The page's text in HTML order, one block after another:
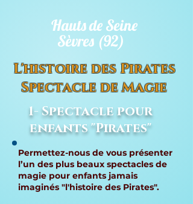
Sèvres (92)
Hauts de Seine
L'histoire des Pirates
Spectacle de Magie
1- Spectacle pour
enfants "Pirates"
Permettez-nous de vous présenter
l’un des plus beaux spectacles de
magie pour enfants jamais
imaginés "l'histoire des Pirates".